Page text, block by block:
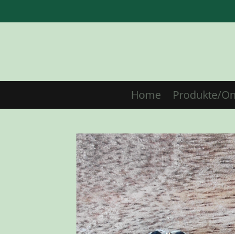
Hauptinhalt
Home Produkte/